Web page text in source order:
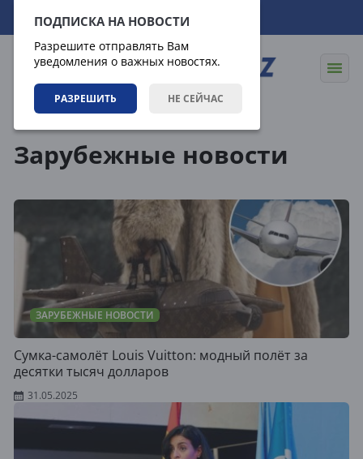
ПОДПИСКА НА НОВОСТИ
Разрешите отправлять Вам
уведомления о важных новостях.
РАЗРЕШИТЬ НЕ СЕЙЧАС
09.08.2026 03:52:00
Зарубежные новости
ЗАРУБЕЖНЫЕ НОВОСТИ
Сумка-самолёт Louis Vuitton: модный полёт за
десятки тысяч долларов
31.05.2025